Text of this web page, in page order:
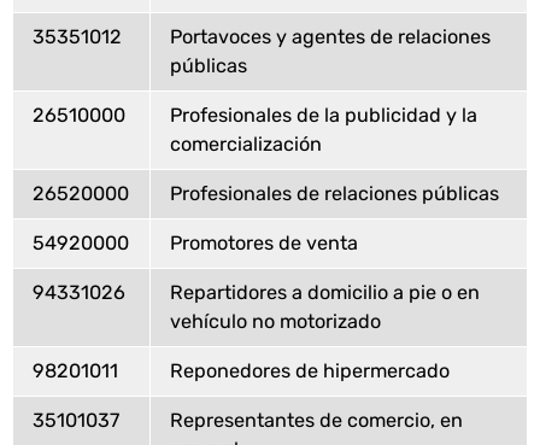
35351012
Portavoces y agentes de relaciones
públicas
26510000
Profesionales de la publicidad y la
comercialización
26520000 Profesionales de relaciones públicas
54920000 Promotores de venta
94331026
Repartidores a domicilio a pie o en
vehículo no motorizado
98201011 Reponedores de hipermercado
35101037
Representantes de comercio, en